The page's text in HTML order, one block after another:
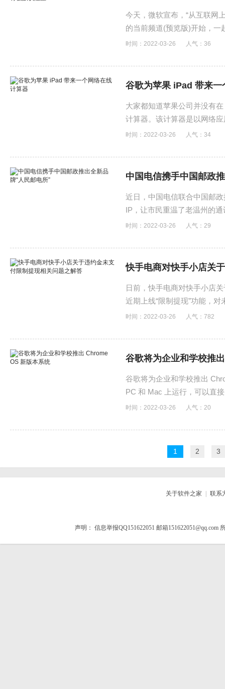
今天，微软宣布，“从互联网
的当前频道(预览版)开始，一
时间：2022-03-26 人气： 36
谷歌为苹果 iPad 带来一
大家都知道苹果公司并没有
计算器。该计算器是以网络
时间：2022-03-26 人气： 34
中国电信携手中国邮政
近日，中国电信联合中国邮政
IP，让市民重温了老温州的
时间：2022-03-26 人气： 29
快手电商对快手小店关
日前，快手电商对快手小店
近期上线“限制提现”功能，
时间：2022-03-26 人气： 782
谷歌将为企业和学校推
谷歌将为企业和学校推出
PC 和 Mac 上运行，可以直
解一下。
时间：2022-03-26 人气： 20
1 2 3
关于软件之家 联系
声明： 信息举报QQ151622051 邮箱151622051@qq.com